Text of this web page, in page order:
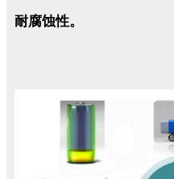
耐腐蚀性。